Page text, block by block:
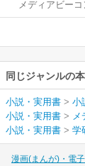
ぜったい続けられ
英語録音読
メディアビーコ
同じジャンルの
小説・実用書 > 小
小説・実用書 > メ
小説・実用書 > 学
漫画(まんが)・電